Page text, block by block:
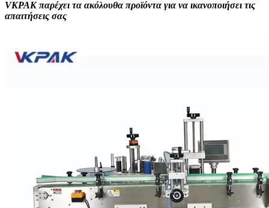
VKPAK παρέχει τα ακόλουθα προϊόντα για να ικανοποιήσει τις
απαιτήσεις σας